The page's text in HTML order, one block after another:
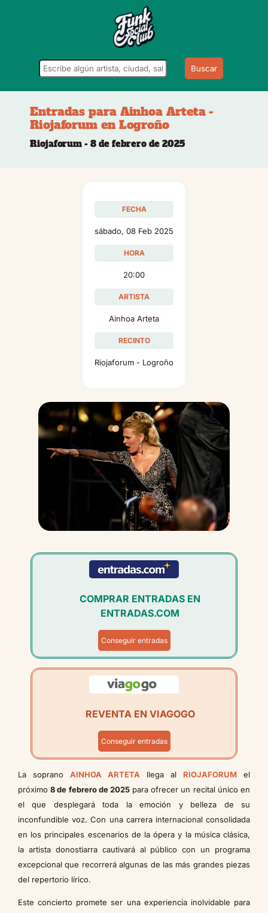
Buscar
Entradas para Ainhoa Arteta -
Riojaforum en Logroño
Riojaforum - 8 de febrero de 2025
FECHA
sábado, 08 Feb 2025
HORA
20:00
ARTISTA
Ainhoa Arteta
RECINTO
Riojaforum - Logroño
COMPRAR ENTRADAS EN
ENTRADAS.COM
Conseguir entradas
REVENTA EN VIAGOGO
Conseguir entradas
La soprano AINHOA ARTETA llega al RIOJAFORUM el
próximo8 de febrero de 2025para ofrecer un recital único en
el que desplegará toda la emoción y belleza de su
inconfundible voz. Con una carrera internacional consolidada
en los principales escenarios de la ópera y la música clásica,
la artista donostiarra cautivará al público con un programa
excepcional que recorrerá algunas de las más grandes piezas
del repertorio lírico.
Este concierto promete ser una experiencia inolvidable para